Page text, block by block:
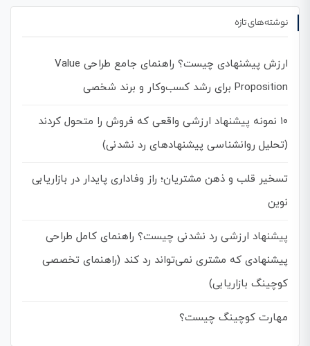
نوشته‌های تازه
ارزش پیشنهادی چیست؟ راهنمای جامع طراحی Value
Proposition برای رشد کسب‌وکار و برند شخصی
۱۰ نمونه پیشنهاد ارزشی واقعی که فروش را متحول کردند
(تحلیل روانشناسی پیشنهادهای رد نشدنی)
تسخیر قلب و ذهن مشتریان؛ راز وفاداری پایدار در بازاریابی
نوین
پیشنهاد ارزشی رد نشدنی چیست؟ راهنمای کامل طراحی
پیشنهادی که مشتری نمی‌تواند رد کند (راهنمای تخصصی
کوچینگ بازاریابی)
مهارت کوچینگ چیست؟